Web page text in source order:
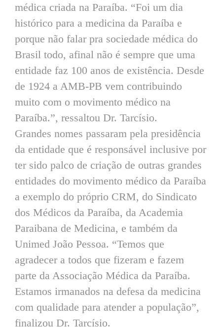
médica criada na Paraíba. “Foi um dia
histórico para a medicina da Paraíba e
porque não falar pra sociedade médica do
Brasil todo, afinal não é sempre que uma
entidade faz 100 anos de existência. Desde
de 1924 a AMB-PB vem contribuindo
muito com o movimento médico na
Paraíba.”, ressaltou Dr. Tarcísio.
Grandes nomes passaram pela presidência
da entidade que é responsável inclusive por
ter sido palco de criação de outras grandes
entidades do movimento médico da Paraíba
a exemplo do próprio CRM, do Sindicato
dos Médicos da Paraíba, da Academia
Paraibana de Medicina, e também da
Unimed João Pessoa. “Temos que
agradecer a todos que fizeram e fazem
parte da Associação Médica da Paraíba.
Estamos irmanados na defesa da medicina
com qualidade para atender a população”,
finalizou Dr. Tarcísio.